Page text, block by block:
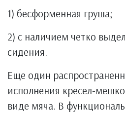
1) бесформенная груша;
2) с наличием четко
сидения.
Еще один
исполнения кресел-
виде мяча. В